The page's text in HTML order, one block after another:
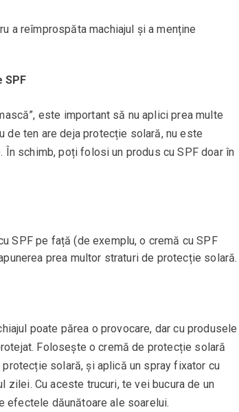
a reîmprospăta machiajul și a menține
SPF
este important să nu aplici prea multe
de ten are deja protecție solară, nu este
schimb, poți folosi un produs cu SPF doar în
SPF pe față (de exemplu, o cremă cu SPF
prea multor straturi de protecție solară.
poate părea o provocare, dar cu produsele
Folosește o cremă de protecție solară
solară, și aplică un spray fixator cu
zilei. Cu aceste trucuri, te vei bucura de un
efectele dăunătoare ale soarelui.